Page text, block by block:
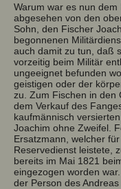
Warum war es nun
abgesehen von den
Sohn, den Fischer
begonnenen
auch damit zu tun, daß
vorzeitig beim Militär
ungeeignet befunden
geistigen oder der
zu. Zum Fischen in den
dem Verkauf des
kaufmännisch
Joachim ohne Zweifel.
Ersatzmann, welcher
Reservedienst leistete,
bereits im Mai 1821
eingezogen worden
der Person des Andreas